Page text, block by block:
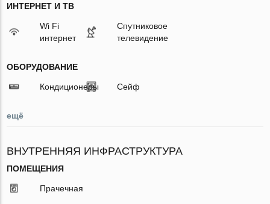
ИНТЕРНЕТ И ТВ
Wi Fi
интернет
Спутниковое
телевидение
ОБОРУДОВАНИЕ
Кондиционеры Сейф
ещё
ВНУТРЕННЯЯ ИНФРАСТРУКТУРА
ПОМЕЩЕНИЯ
Прачечная